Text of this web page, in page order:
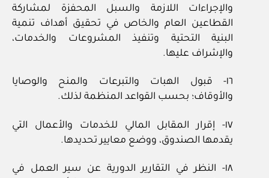
والإجراءات اللازمة والسبل المحفزة لمشاركة
القطاعين العام والخاص في تحقيق أهداف تنمية
البنية التحتية وتنفيذ المشروعات والخدمات،
والإشراف عليها.
١٦- قبول الهبات والتبرعات والمنح والوصايا
والأوقاف؛ بحسب القواعد المنظمة لذلك.
١٧- إقرار المقابل المالي للخدمات والأعمال التي
يقدمها الصندوق، ووضع معايير تحديدها.
١٨- النظر في التقارير الدورية عن سير العمل في